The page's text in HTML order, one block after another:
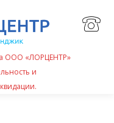
ООО «ЛОРЦЕНТР»
и